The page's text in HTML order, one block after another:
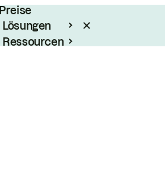
Preise
Lösungen
Ressourcen